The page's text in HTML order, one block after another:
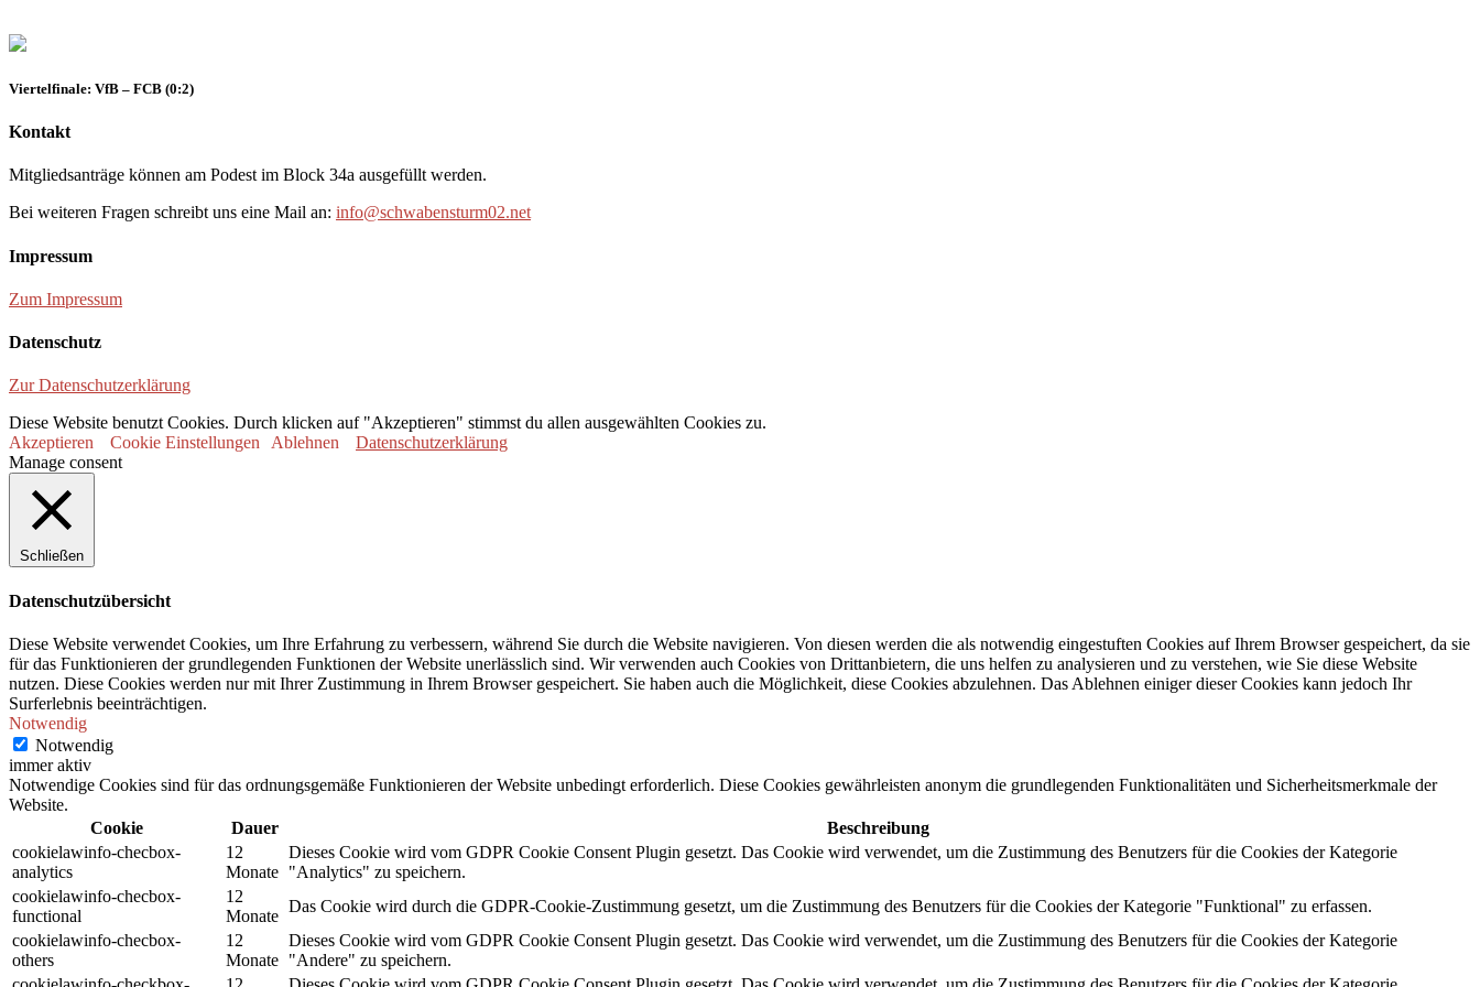
Viertelfinale: VfB – FCB (0:2)
Kontakt
Mitgliedsanträge können am Podest im Block 34a ausgefüllt werden.
Bei weiteren Fragen schreibt uns eine Mail an: info@schwabensturm02.net
Impressum
Zum Impressum
Datenschutz
Zur Datenschutzerklärung
Diese Website benutzt Cookies. Durch klicken auf "Akzeptieren" stimmst du allen ausgewählten Cookies zu.
Akzeptieren
Cookie Einstellungen Ablehnen
Datenschutzerklärung
Manage consent
Schließen
Datenschutzübersicht
Diese Website verwendet Cookies, um Ihre Erfahrung zu verbessern, während Sie durch die Website navigieren. Von diesen werden die als notwendig eingestuften Cookies auf Ihrem Browser gespeichert, da sie
für das Funktionieren der grundlegenden Funktionen der Website unerlässlich sind. Wir verwenden auch Cookies von Drittanbietern, die uns helfen zu analysieren und zu verstehen, wie Sie diese Website
nutzen. Diese Cookies werden nur mit Ihrer Zustimmung in Ihrem Browser gespeichert. Sie haben auch die Möglichkeit, diese Cookies abzulehnen. Das Ablehnen einiger dieser Cookies kann jedoch Ihr
Surferlebnis beeinträchtigen.
Notwendig
Notwendig
immer aktiv
Notwendige Cookies sind für das ordnungsgemäße Funktionieren der Website unbedingt erforderlich. Diese Cookies gewährleisten anonym die grundlegenden Funktionalitäten und Sicherheitsmerkmale der
Website.
Cookie
Dauer
Beschreibung
cookielawinfo-checbox-
analytics
12
Monate
Dieses Cookie wird vom GDPR Cookie Consent Plugin gesetzt. Das Cookie wird verwendet, um die Zustimmung des Benutzers für die Cookies der Kategorie
"Analytics" zu speichern.
cookielawinfo-checbox-
functional
12
Monate
Das Cookie wird durch die GDPR-Cookie-Zustimmung gesetzt, um die Zustimmung des Benutzers für die Cookies der Kategorie "Funktional" zu erfassen.
cookielawinfo-checbox-
others
12
Monate
Dieses Cookie wird vom GDPR Cookie Consent Plugin gesetzt. Das Cookie wird verwendet, um die Zustimmung des Benutzers für die Cookies der Kategorie
"Andere" zu speichern.